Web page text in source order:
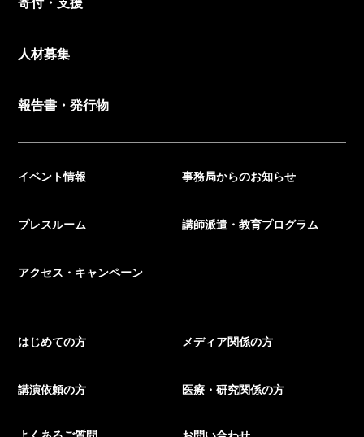
人材募集
報告書・発行物
イベント情報 事務局からのお知らせ
プレスルーム 講師派遣・教育プログラム
アクセス・キャンペーン
はじめての方 メディア関係の方
講演依頼の方 医療・研究関係の方